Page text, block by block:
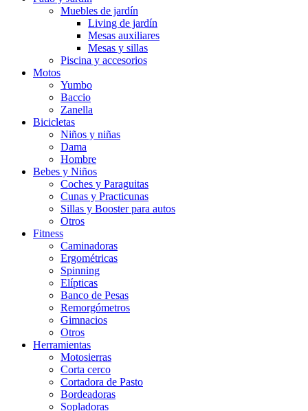
Muebles de jardín
Living de jardín
Mesas auxiliares
Mesas y sillas
Piscina y accesorios
Motos
Yumbo
Baccio
Zanella
Bicicletas
Niños y niñas
Dama
Hombre
Bebes y Niños
Coches y Paraguitas
Cunas y Practicunas
Sillas y Booster para autos
Otros
Fitness
Caminadoras
Ergométricas
Spinning
Elípticas
Banco de Pesas
Remorgómetros
Gimnacios
Otros
Herramientas
Motosierras
Corta cerco
Cortadora de Pasto
Bordeadoras
Sopladoras